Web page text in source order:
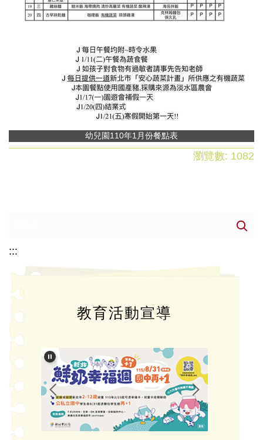
幼兒園110年1月份餐點表
瀏覽數: 1082
:::
教育活動宣導